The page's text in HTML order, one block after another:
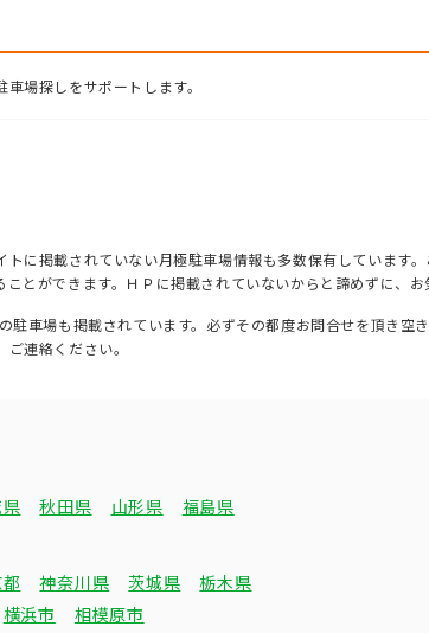
場探しをサポートします。
に掲載されていない月極駐車場情報も多数保有しています
とができます。ＨＰに掲載されていないからと諦めずに、お
車場も掲載されています。必ずその都度お問合せを頂き空
連絡ください。
秋田県 山形県
福島県
神奈川県 茨城県
栃木県
横浜市
相模原市